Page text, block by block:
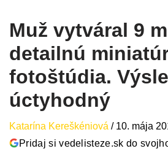
Muž vytváral 9
detailnú
fotoštúdia.
úctyhodný
Katarína Kereškéniová / 10. mája
Pridaj si vedelisteze.sk do